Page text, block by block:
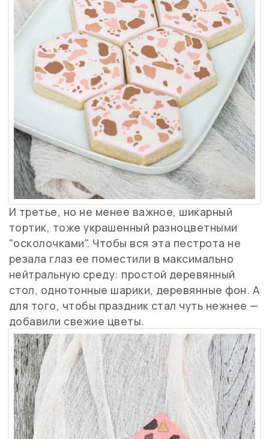
И третье, но не менее важное, шикарный
тортик, тоже украшенный разноцветными
"осколочками". Чтобы вся эта пестрота не
резала глаз ее поместили в максимально
нейтральную среду: простой деревянный
стол, однотонные шарики, деревянные фон. А
для того, чтобы праздник стал чуть нежнее —
добавили свежие цветы.